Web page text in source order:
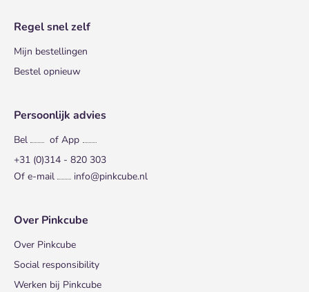
Regel snel zelf
Mijn bestellingen
Bestel opnieuw
Persoonlijk advies
Bel
of App
+31 (0)314 - 820 303
Of e-mail
info@pinkcube.nl
Over Pinkcube
Over Pinkcube
Social responsibility
Werken bij Pinkcube